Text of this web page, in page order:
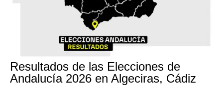
Resultados de las Elecciones de
Andalucía 2026 en Algeciras, Cádiz